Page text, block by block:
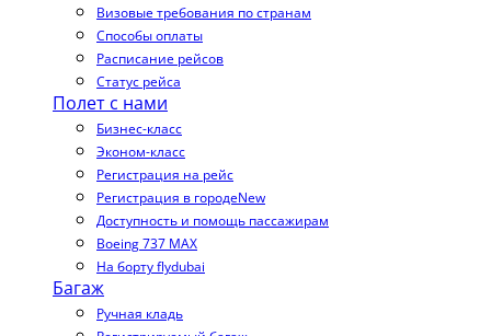
Визовые требования по странам
Способы оплаты
Расписание рейсов
Статус рейса
Полет с нами
Бизнес-класс
Эконом-класс
Регистрация на рейс
Регистрация в городеNew
Доступность и помощь пассажирам
Boeing 737 MAX
На борту flydubai
Багаж
Ручная кладь